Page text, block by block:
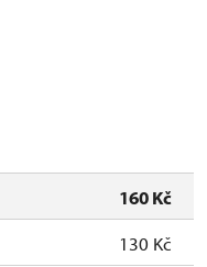
160 Kč
130 Kč